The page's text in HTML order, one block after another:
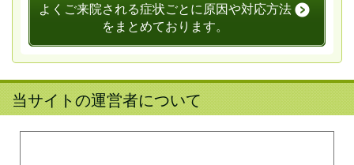
よくご来院される症状ごとに原因や対応方法
をまとめております。
当サイトの運営者について